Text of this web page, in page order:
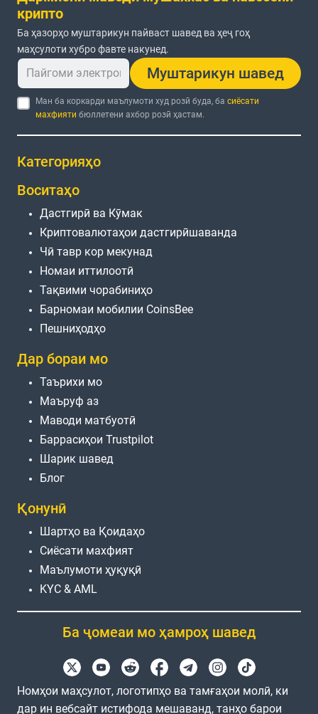
крипто
Ба ҳазорҳо муштарикун пайваст шавед ва ҳеҷ гоҳ
маҳсулоти хубро фавте накунед.
Муштарикун шавед
Ман ба коркарди маълумоти худ розӣ буда, басиёсати
махфияти бюллетени ахбор розӣ ҳастам.
Категорияҳо
Воситаҳо
Дастгирӣ ва Кӯмак
Криптовалютаҳои дастгирӣшаванда
Чӣ тавр кор мекунад
Номаи иттилоотӣ
Тақвими чорабиниҳо
Барномаи мобилии CoinsBee
Пешниҳодҳо
Дар бораи мо
Таърихи мо
Маъруф аз
Маводи матбуотӣ
Баррасиҳои Trustpilot
Шарик шавед
Блог
Қонунӣ
Шартҳо ва Қоидаҳо
Сиёсати махфият
Маълумоти ҳуқуқӣ
KYC & AML
Ба ҷомеаи мо ҳамроҳ шавед
Номҳои маҳсулот, логотипҳо ва тамғаҳои молӣ, ки
дар ин вебсайт истифода мешаванд, танҳо барои